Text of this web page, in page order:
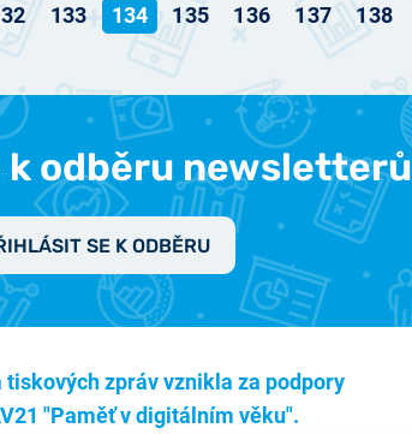
133 134 135 136 137 138
odběru newsletterů
SE K ODBĚRU
zpráv vznikla za podpory
"Paměť v digitálním věku".